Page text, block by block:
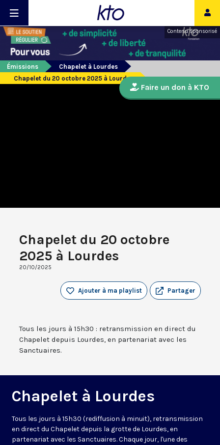
Contenu sponsorisé
Émissions
Chapelet à Lourdes
Chapelet du 20 octobre 2025 à Lourdes
Chapelet du 20 octobre
2025 à Lourdes
20/10/2025
Partager
Ajouter à ma playlist
Tous les jours à 15h30 : retransmission en direct du
Chapelet depuis Lourdes, en partenariat avec les
Sanctuaires.
Chapelet à Lourdes
Tous les jours à 15h30 (rediffusion à minuit), retransmission
en direct du Chapelet depuis la grotte de Lourdes, en
partenariat avec les Sanctuaires. Chaque jour, l'une des
Faire un don à KTO